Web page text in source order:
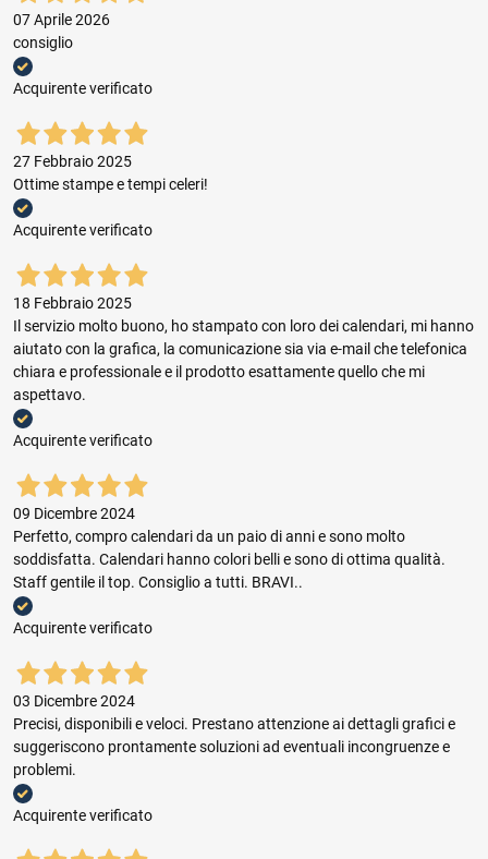
07 Aprile 2026
consiglio
Acquirente verificato
27 Febbraio 2025
Ottime stampe e tempi celeri!
Acquirente verificato
18 Febbraio 2025
Il servizio molto buono, ho stampato con loro dei calendari, mi hanno
aiutato con la grafica, la comunicazione sia via e-mail che telefonica
chiara e professionale e il prodotto esattamente quello che mi
aspettavo.
Acquirente verificato
09 Dicembre 2024
Perfetto, compro calendari da un paio di anni e sono molto
soddisfatta. Calendari hanno colori belli e sono di ottima qualità.
Staff gentile il top. Consiglio a tutti. BRAVI..
Acquirente verificato
03 Dicembre 2024
Precisi, disponibili e veloci. Prestano attenzione ai dettagli grafici e
suggeriscono prontamente soluzioni ad eventuali incongruenze e
problemi.
Acquirente verificato